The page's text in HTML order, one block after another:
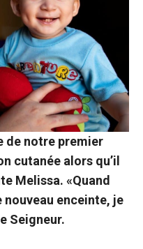
de notre premier
cutanée alors qu’il
Melissa. «Quand
nouveau enceinte, je
Seigneur.